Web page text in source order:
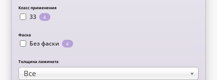
Класс применения
33 4
Фаска
Без фаски 4
Толщина ламината
Все